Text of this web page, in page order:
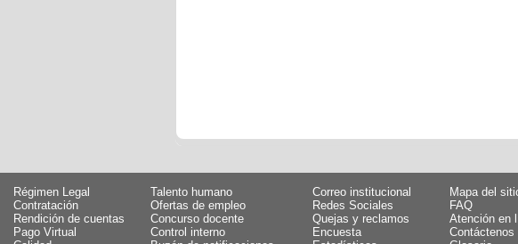
Régimen Legal
Talento humano
Contratación
Ofertas de empleo
Rendición de cuentas
Concurso docente
Pago Virtual
Control interno
Correo institucional
Mapa del
Redes Sociales
FAQ
Quejas y reclamos
Atención en
Encuesta
Contáctenos